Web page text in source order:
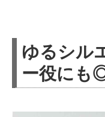
ゆるシル
ー役にも